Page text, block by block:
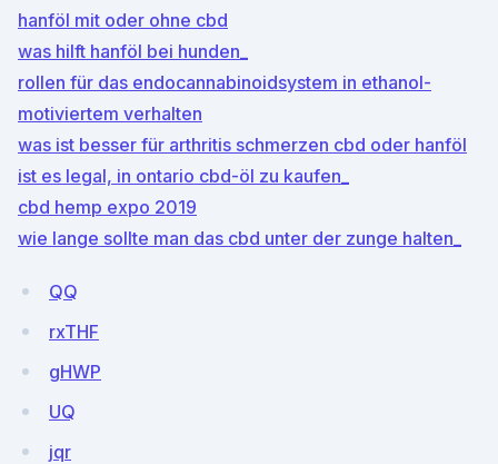
hanföl mit oder ohne cbd
was hilft hanföl bei hunden_
rollen für das endocannabinoidsystem in ethanol-
motiviertem verhalten
was ist besser für arthritis schmerzen cbd oder hanföl
ist es legal, in ontario cbd-öl zu kaufen_
cbd hemp expo 2019
wie lange sollte man das cbd unter der zunge halten_
QQ
rxTHF
gHWP
UQ
jqr